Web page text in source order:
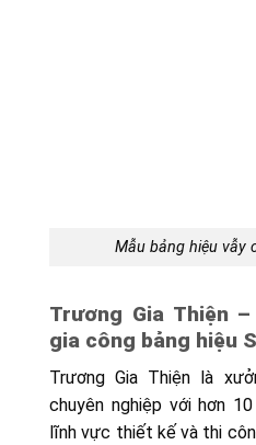
Mẫu bảng hiệu vẫy
Trương Gia Thiện
gia công bảng hiệu
Trương Gia Thiện là
chuyên nghiệp với hơn
lĩnh vực thiết kế và thi